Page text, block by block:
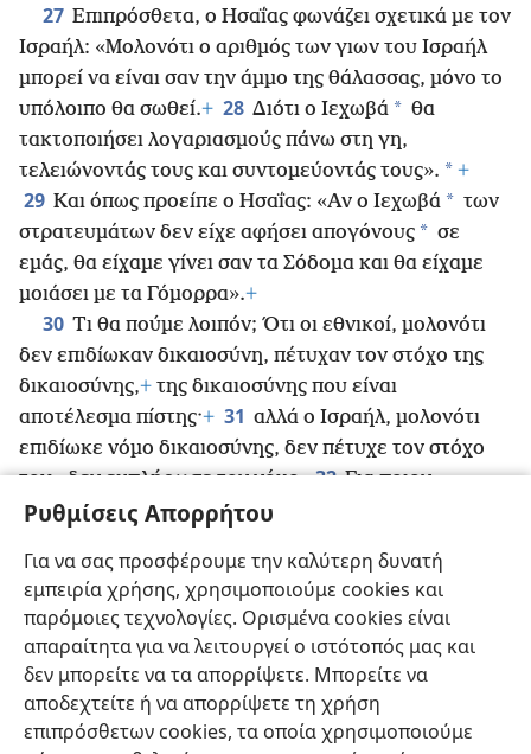
Ρυθμίσεις Απορρήτου
Για να σας προσφέρουμε την καλύτερη δυνατή
εμπειρία χρήσης, χρησιμοποιούμε cookies και
παρόμοιες τεχνολογίες. Ορισμένα cookies είναι
απαραίτητα για να λειτουργεί ο ιστότοπός μας και
δεν μπορείτε να τα απορρίψετε. Μπορείτε να
αποδεχτείτε ή να απορρίψετε τη χρήση
επιπρόσθετων cookies, τα οποία χρησιμοποιούμε
27 Επιπρόσθετα, ο Ησαΐας φωνάζει σχετικά με τον
Ισραήλ: «Μολονότι ο αριθμός των γιων του Ισραήλ
μπορεί να είναι σαν την άμμο της θάλασσας, μόνο το
υπόλοιπο θα σωθεί.+ 28 Διότι ο Ιεχωβά * θα
τακτοποιήσει λογαριασμούς πάνω στη γη,
τελειώνοντάς τους και συντομεύοντάς τους». * +
29 Και όπως προείπε ο Ησαΐας: «Αν ο Ιεχωβά * των
στρατευμάτων δεν είχε αφήσει απογόνους * σε
εμάς, θα είχαμε γίνει σαν τα Σόδομα και θα είχαμε
μοιάσει με τα Γόμορρα».+
30 Τι θα πούμε λοιπόν; Ότι οι εθνικοί, μολονότι
δεν επιδίωκαν δικαιοσύνη, πέτυχαν τον στόχο της
δικαιοσύνης,+ της δικαιοσύνης που είναι
αποτέλεσμα πίστης·+ 31 αλλά ο Ισραήλ, μολονότι
επιδίωκε νόμο δικαιοσύνης, δεν πέτυχε τον στόχο
του—δεν εκπλήρωσε τον νόμο. 32 Για ποιον
λόγο; Επειδή δεν τον επιδίωκε μέσω πίστης, αλλά
προσκόμματος»·+ 33 όπως είναι γραμμένο: «Θέτω
στη Σιών πέτρα +προσκόμματος και βράχο
σκανδάλου, αλλά εκείνος που στηρίζει την πίστη του
σε αυτήν δεν θα απογοητευτεί». *